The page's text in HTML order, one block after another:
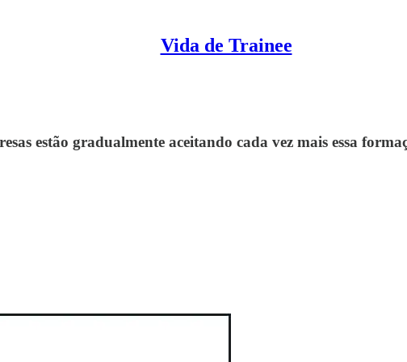
Vida de Trainee
estão gradualmente aceitando cada vez mais essa